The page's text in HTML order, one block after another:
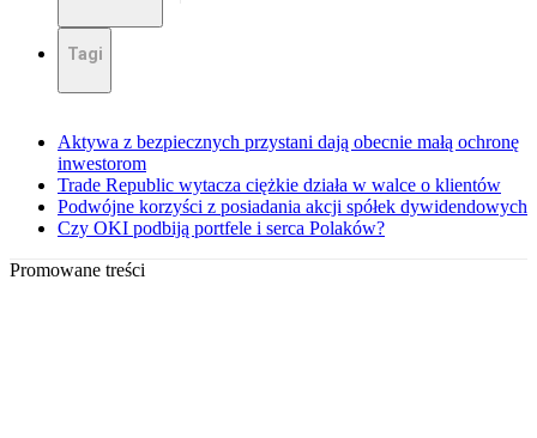
Tagi
Aktywa z bezpiecznych przystani dają obecnie małą ochronę
inwestorom
Trade Republic wytacza ciężkie działa w walce o klientów
Podwójne korzyści z posiadania akcji spółek dywidendowych
Czy OKI podbiją portfele i serca Polaków?
Promowane treści